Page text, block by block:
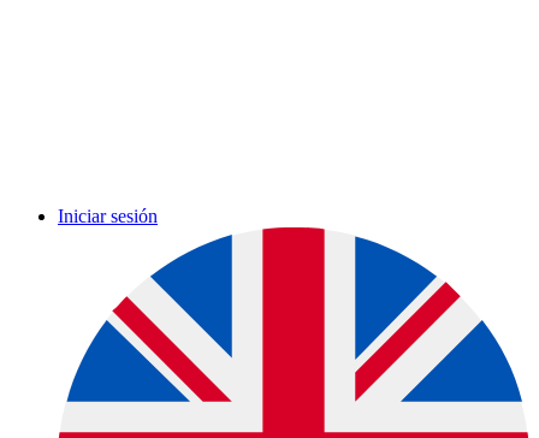
Iniciar sesión